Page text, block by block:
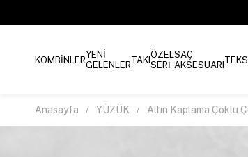
KOMBİNLERYENİ
GELENLERTAKIÖZEL
SERİ
SAÇ
AKSESUARI
Anasayfa YÜZÜK Altın Kaplama Çoklu